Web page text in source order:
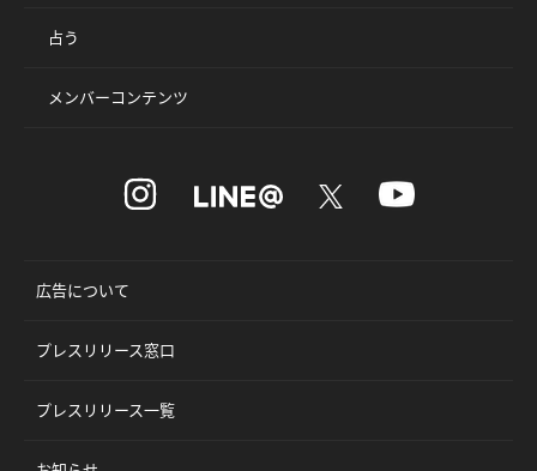
占う
メンバーコンテンツ
広告について
プレスリリース窓口
プレスリリース一覧